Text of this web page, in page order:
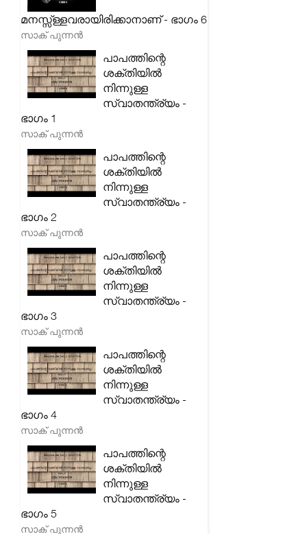
മനസ്സ്ള്ളവരായിരിക്കാനാണ് - ഭാഗം 6
സാക് പുന്നൻ
പാപത്തിന്റെ
ശക്തിയിൽ
നിന്നുള്ള
സ്വാതന്ത്ര്യം -
ഭാഗം 1
സാക് പുന്നൻ
പാപത്തിന്റെ
ശക്തിയിൽ
നിന്നുള്ള
സ്വാതന്ത്ര്യം -
ഭാഗം 2
സാക് പുന്നൻ
പാപത്തിന്റെ
ശക്തിയിൽ
നിന്നുള്ള
സ്വാതന്ത്ര്യം -
ഭാഗം 3
സാക് പുന്നൻ
പാപത്തിന്റെ
ശക്തിയിൽ
നിന്നുള്ള
സ്വാതന്ത്ര്യം -
ഭാഗം 4
സാക് പുന്നൻ
പാപത്തിന്റെ
ശക്തിയിൽ
നിന്നുള്ള
സ്വാതന്ത്ര്യം -
ഭാഗം 5
സാക് പുന്നൻ